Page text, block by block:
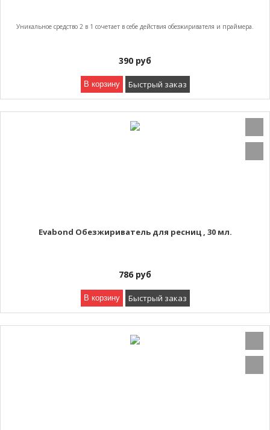
Уникальное средство 2 в 1 сочетает в себе действия обезжиривателя и праймера.
390 руб
В корзину Быстрый заказ
Evabond Обезжириватель для ресниц , 30 мл.
786 руб
В корзину Быстрый заказ